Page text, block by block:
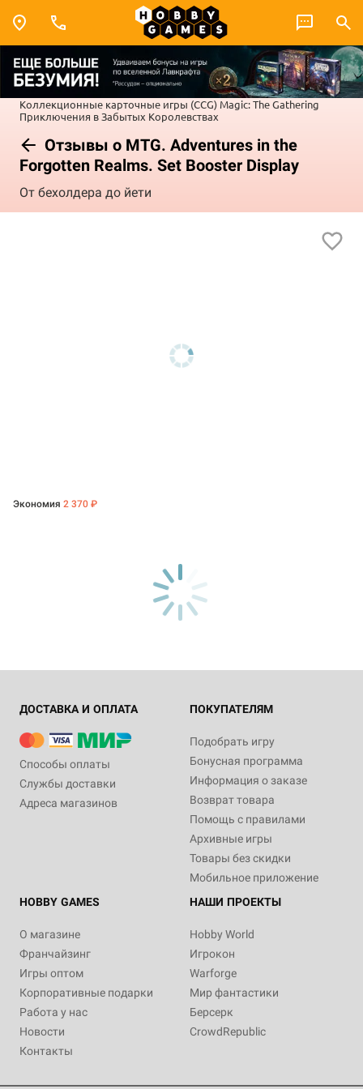
Коллекционные карточные игры (CCG) Magic: The Gathering
Приключения в Забытых Королевствах
Отзывы о MTG. Adventures in the
Forgotten Realms. Set Booster Display
От бехолдера до йети
Экономия 2 370 ₽
ДОСТАВКА И ОПЛАТА
Способы оплаты
Службы доставки
Адреса магазинов
ПОКУПАТЕЛЯМ
Подобрать игру
Бонусная программа
Информация о заказе
Возврат товара
Помощь с правилами
Архивные игры
Товары без скидки
Мобильное приложение
HOBBY GAMES
О магазине
Франчайзинг
Игры оптом
Корпоративные подарки
Работа у нас
Новости
Контакты
НАШИ ПРОЕКТЫ
Hobby World
Игрокон
Warforge
Мир фантастики
Берсерк
CrowdRepublic